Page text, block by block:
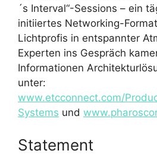
´s Interval“-Sessions – ein
initiiertes Networking-
Lichtprofis in entspannter
Experten ins Gespräch
Informationen
unter:
www.etcconnect.com/
Systems und
Statement